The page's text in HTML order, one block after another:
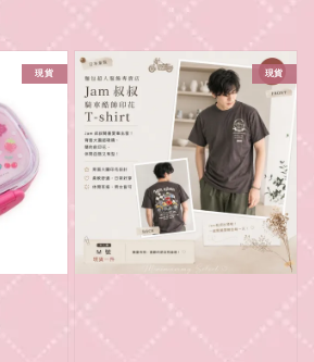
現貨 現貨